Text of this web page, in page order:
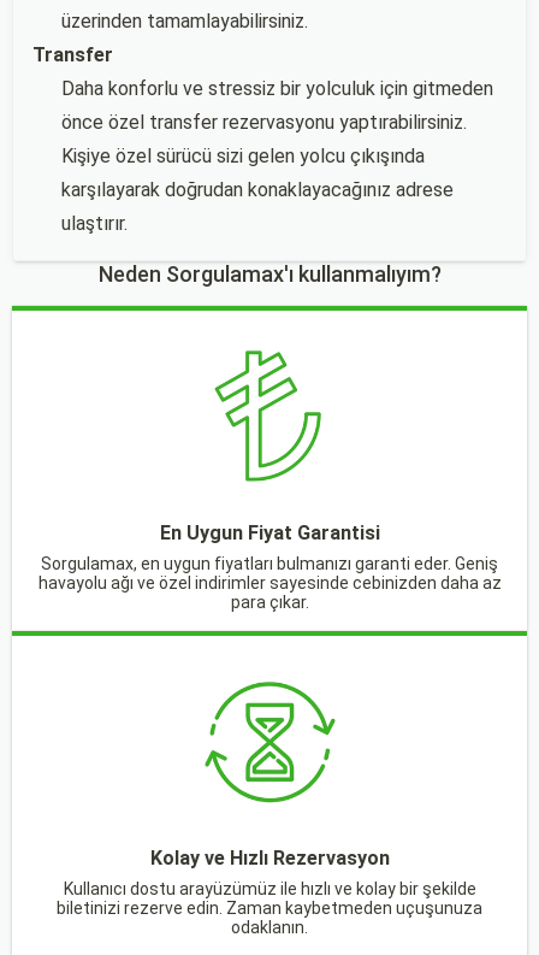
üzerinden tamamlayabilirsiniz.
Transfer
Daha konforlu ve stressiz bir yolculuk için gitmeden
önce özel transfer rezervasyonu yaptırabilirsiniz.
Kişiye özel sürücü sizi gelen yolcu çıkışında
karşılayarak doğrudan konaklayacağınız adrese
ulaştırır.
Neden Sorgulamax'ı kullanmalıyım?
En Uygun Fiyat Garantisi
Sorgulamax, en uygun fiyatları bulmanızı garanti eder. Geniş
havayolu ağı ve özel indirimler sayesinde cebinizden daha az
para çıkar.
Kolay ve Hızlı Rezervasyon
Kullanıcı dostu arayüzümüz ile hızlı ve kolay bir şekilde
biletinizi rezerve edin. Zaman kaybetmeden uçuşunuza
odaklanın.